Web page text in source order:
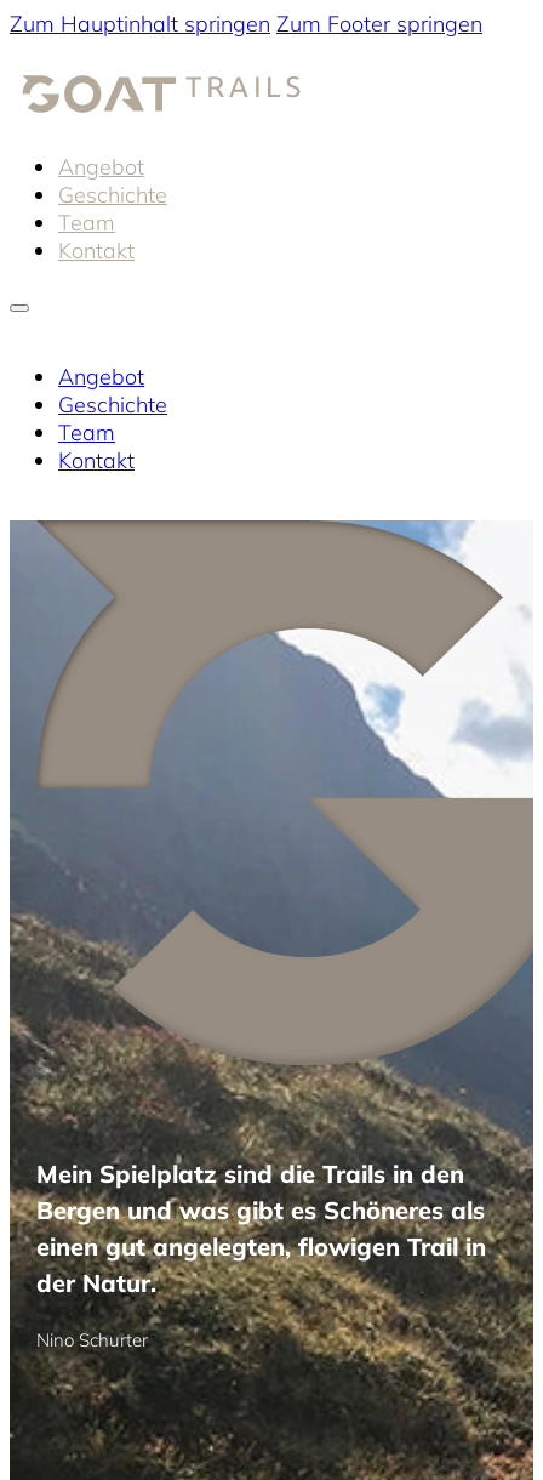
Zum Hauptinhalt springen Zum Footer springen
Angebot
Geschichte
Team
Kontakt
Angebot
Geschichte
Team
Kontakt
Mein Spielplatz sind die Trails in den
Bergen und was gibt es Schöneres als
einen gut angelegten, flowigen Trail in
der Natur.
Nino Schurter